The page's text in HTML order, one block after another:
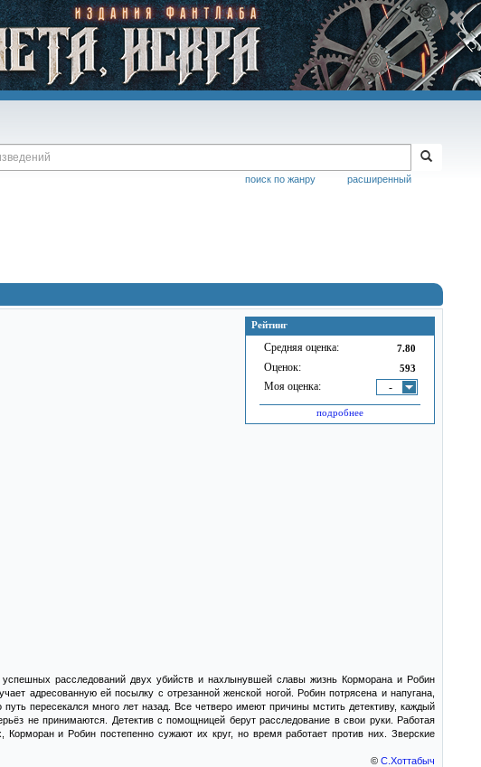
расширенный
поиск по жанру
Рейтинг
Средняя оценка: 7.80
Оценок: 593
Моя оценка: -
подробнее
расследований двух убийств и нахлынувшей славы жизнь Корморана и Робин
адресованную ей посылку с отрезанной женской ногой. Робин потрясена и напугана,
пересекался много лет назад. Все четверо имеют причины мстить детективу, каждый
не принимаются. Детектив с помощницей берут расследование в свои руки. Работая
и Робин постепенно сужают их круг, но время работает против них. Зверские
© C.Хоттабыч